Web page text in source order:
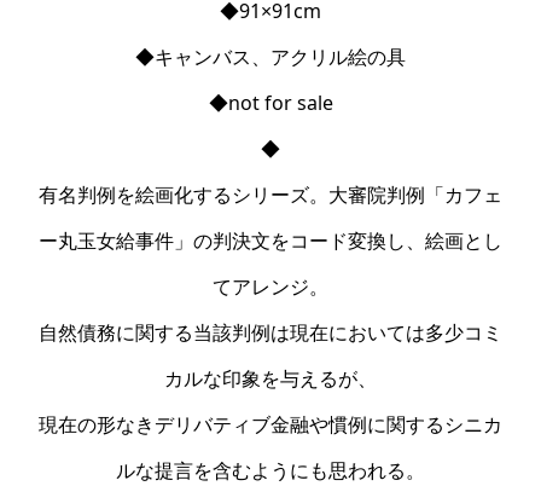
◆91×91cm
◆キャンバス、アクリル絵の具
◆not for sale
◆
有名判例を絵画化するシリーズ。大審院判例「カフェ
ー丸玉女給事件」の判決文をコード変換し、絵画とし
てアレンジ。
自然債務に関する当該判例は現在においては多少コミ
カルな印象を与えるが、
現在の形なきデリバティブ金融や慣例に関するシニカ
ルな提言を含むようにも思われる。